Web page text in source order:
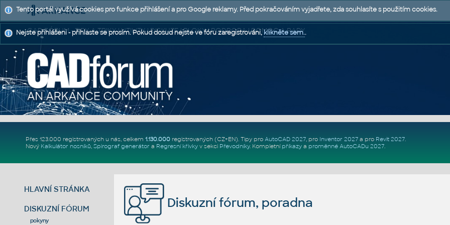
CAD FÓRUM - TIPY A TRIKY | UTILITY | DISKUZE | BLOKY | PODPORA | POMOC A RADY
Přes 123.000 registrovaných u nás, celkem 1.130.000registrovaných (CZ+EN). Tipy pro AutoCAD 2027, pro Inventor 2027a pro Revit 2027.
Nový Kalkulátor nosníků, Spirograf generátor a Regresní křivkyv sekci Převodníky. Kompletní příkazya proměnné AutoCADu 2027.
HLAVNÍ STRÁNKA
DISKUZNÍ FÓRUM
pokyny
Diskuzní fórum, poradna
Tento portál využívá cookies pro funkce přihlášení a pro Google reklamy. Před pokračováním vyjadřete, zda souhlasíte s použitím cookies.
Nejste přihlášeni - přihlaste se prosím. Pokud dosud nejste ve fóru zaregistrováni,klikněte sem..